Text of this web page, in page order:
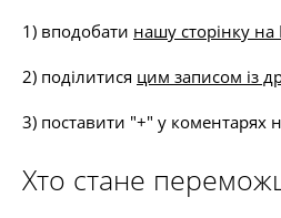
1) вподобати нашу сторінку на
2) поділитися цим записом із
3) поставити "+" у коментарях
Хто стане